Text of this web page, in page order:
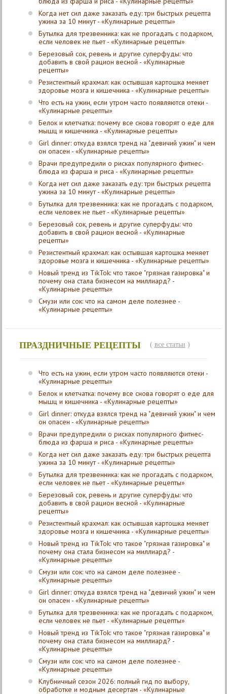
Когда нет сил даже заказать еду: три быстрых рецепта
ужина за 10 минут - «Кулинарные рецепты»
Бутылка для трезвенника: как не прогадать с подарком,
если человек не пьет - «Кулинарные рецепты»
Березовый сок, ревень и другие суперфуды: что
добавить в свой рацион весной - «Кулинарные
рецепты»
Резистентный крахмал: как остывшая картошка меняет
здоровье мозга и кишечника - «Кулинарные рецепты»
Что есть на ужин, если утром часто появляются отеки -
«Кулинарные рецепты»
Белок и клетчатка: почему все снова говорят о еде для
мышц и кишечника - «Кулинарные рецепты»
Girl dinner: откуда взялся тренд на "девичий ужин" и чем
он опасен - «Кулинарные рецепты»
Врачи предупредили о рисках популярного фитнес-
блюда из фарша и риса - «Кулинарные рецепты»
Когда нет сил даже заказать еду: три быстрых рецепта
ужина за 10 минут - «Кулинарные рецепты»
Бутылка для трезвенника: как не прогадать с подарком,
если человек не пьет - «Кулинарные рецепты»
Березовый сок, ревень и другие суперфуды: что
добавить в свой рацион весной - «Кулинарные
рецепты»
Резистентный крахмал: как остывшая картошка меняет
здоровье мозга и кишечника - «Кулинарные рецепты»
Новый тренд из TikTok: что такое "грязная газировка" и
почему она стала бизнесом на миллиард? -
«Кулинарные рецепты»
Смузи или сок: что на самом деле полезнее -
«Кулинарные рецепты»
ПРАЗДНИЧНЫЕ РЕЦЕПТЫ ( все статьи )
Что есть на ужин, если утром часто появляются отеки -
«Кулинарные рецепты»
Белок и клетчатка: почему все снова говорят о еде для
мышц и кишечника - «Кулинарные рецепты»
Girl dinner: откуда взялся тренд на "девичий ужин" и чем
он опасен - «Кулинарные рецепты»
Врачи предупредили о рисках популярного фитнес-
блюда из фарша и риса - «Кулинарные рецепты»
Когда нет сил даже заказать еду: три быстрых рецепта
ужина за 10 минут - «Кулинарные рецепты»
Бутылка для трезвенника: как не прогадать с подарком,
если человек не пьет - «Кулинарные рецепты»
Березовый сок, ревень и другие суперфуды: что
добавить в свой рацион весной - «Кулинарные
рецепты»
Резистентный крахмал: как остывшая картошка меняет
здоровье мозга и кишечника - «Кулинарные рецепты»
Новый тренд из TikTok: что такое "грязная газировка" и
почему она стала бизнесом на миллиард? -
«Кулинарные рецепты»
Смузи или сок: что на самом деле полезнее -
«Кулинарные рецепты»
Girl dinner: откуда взялся тренд на "девичий ужин" и чем
он опасен - «Кулинарные рецепты»
Бутылка для трезвенника: как не прогадать с подарком,
если человек не пьет - «Кулинарные рецепты»
Новый тренд из TikTok: что такое "грязная газировка" и
почему она стала бизнесом на миллиард? -
«Кулинарные рецепты»
Смузи или сок: что на самом деле полезнее -
«Кулинарные рецепты»
Клубничный сезон 2026: полный гид по выбору,
обработке и модным десертам - «Кулинарные